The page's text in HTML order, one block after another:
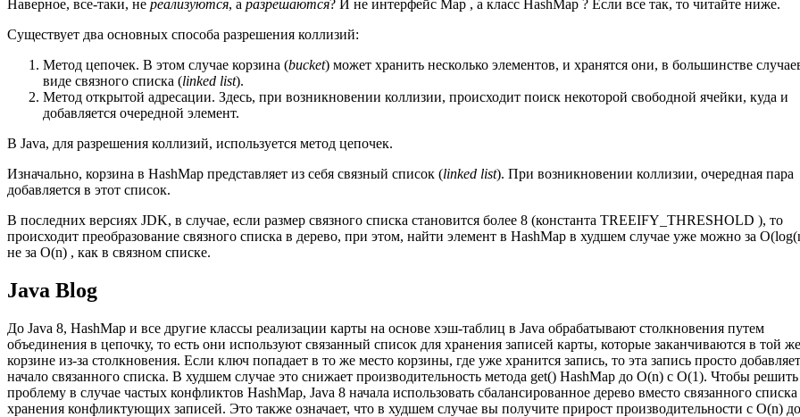
Наверное, все-таки, не реализуются, а разрешаются? И не интерфейс Map , а класс HashMap ? Если все так, то читайте ниже.
Существует два основных способа разрешения коллизий:
Метод цепочек. В этом случае корзина (bucket) может хранить несколько элементов, и хранятся они, в большинстве
виде связного списка (linked list).
Метод открытой адресации. Здесь, при возникновении коллизии, происходит поиск некоторой свободной ячейки, куда и
добавляется очередной элемент.
В Java, для разрешения коллизий, используется метод цепочек.
Изначально, корзина в HashMap представляет из себя связный список (linked list). При возникновении коллизии, очередная пара
добавляется в этот список.
В последних версиях JDK, в случае, если размер связного списка становится более 8 (константа TREEIFY_THRESHOLD ), то
происходит преобразование связного списка в дерево, при этом, найти элемент в HashMap в худшем случае уже можно за
не за O(n) , как в связном списке.
Java Blog
До Java 8, HashMap и все другие классы реализации карты на основе хэш-таблиц в Java обрабатывают столкновения путем
объединения в цепочку, то есть они используют связанный список для хранения записей карты, которые заканчиваются в той же
корзине из-за столкновения. Если ключ попадает в то же место корзины, где уже хранится запись, то эта запись просто
начало связанного списка. В худшем случае это снижает производительность метода get() HashMap до O(n) с O(1). Чтобы решить
проблему в случае частых конфликтов HashMap, Java 8 начала использовать сбалансированное дерево вместо связанного списка
хранения конфликтующих записей. Это также означает, что в худшем случае вы получите прирост производительности с O(n) до